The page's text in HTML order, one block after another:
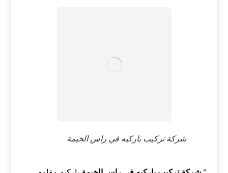
شركة تركيب باركيه في راس الخيمة